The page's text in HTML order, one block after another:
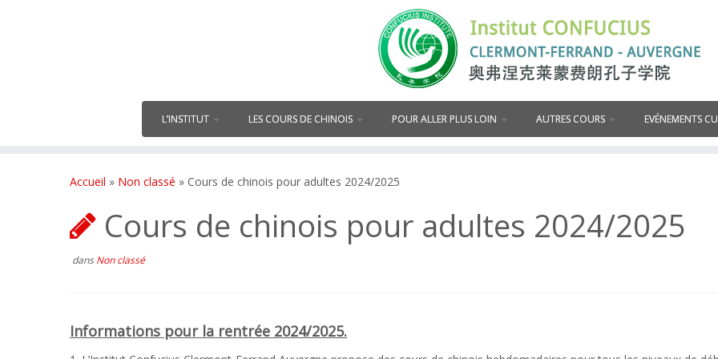
L’INSTITUT LES COURS DE CHINOIS POUR ALLER PLUS LOIN AUTRES COURS EVÉNEMENTS
Accueil » Non classé » Cours de chinois pour adultes 2024/2025
Cours de chinois pour adultes 2024/2025
dansNon classé
Informations pour la rentrée 2024/2025.